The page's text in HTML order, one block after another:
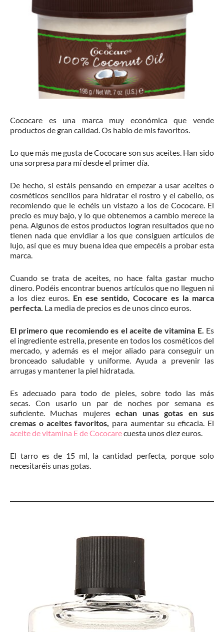
Cococare es una marca muy económica que vende
productos de gran calidad. Os hablo de mis favoritos.
Lo que más me gusta de Cococare son sus aceites. Han sido
una sorpresa para mí desde el primer día.
De hecho, si estáis pensando en empezar a usar aceites o
cosméticos sencillos para hidratar el rostro y el cabello, os
recomiendo que le echéis un vistazo a los de Cococare. El
precio es muy bajo, y lo que obtenemos a cambio merece la
pena. Algunos de estos productos logran resultados que no
tienen nada que envidiar a los que consiguen artículos de
lujo, así que es muy buena idea que empecéis a probar esta
marca.
Cuando se trata de aceites, no hace falta gastar mucho
dinero. Podéis encontrar buenos artículos que no lleguen ni
a los diez euros. En ese sentido, Cococare es la marca
perfecta. La media de precios es de unos cinco euros.
El primero que recomiendo es el aceite de vitamina E. Es
el ingrediente estrella, presente en todos los cosméticos del
mercado, y además es el mejor aliado para conseguir un
bronceado saludable y uniforme. Ayuda a prevenir las
arrugas y mantener la piel hidratada.
Es adecuado para todo de pieles, sobre todo las más
secas. Con usarlo un par de noches por semana es
suficiente. Muchas mujeresechan unas gotas en sus
cremas o aceites favoritos, para aumentar su eficacia. El
aceite de vitamina E de Cococarecuesta unos diez euros.
El tarro es de 15 ml, la cantidad perfecta, porque solo
necesitaréis unas gotas.